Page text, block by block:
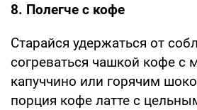
8. Полегче с кофе
Старайся удержаться от
согреваться чашкой кофе с
капуччино или горячим
порция кофе латте с